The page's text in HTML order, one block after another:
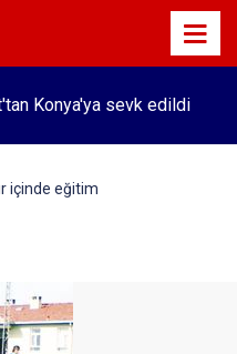
Konya'ya sevk edildi
içinde eğitim